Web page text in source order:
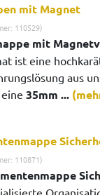
mit Magnet
110529)
mit
ist eine
aus
35mm ...
110871)